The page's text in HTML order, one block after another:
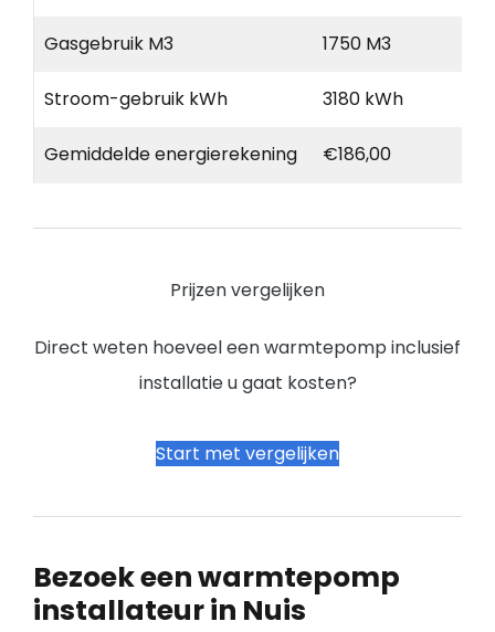
Gasgebruik M3 1750 M3
Stroom-gebruik kWh 3180 kWh
Gemiddelde energierekening €186,00
Prijzen vergelijken
Direct weten hoeveel een warmtepomp inclusief
installatie u gaat kosten?
Start met vergelijken
Bezoek een warmtepomp
installateur in Nuis